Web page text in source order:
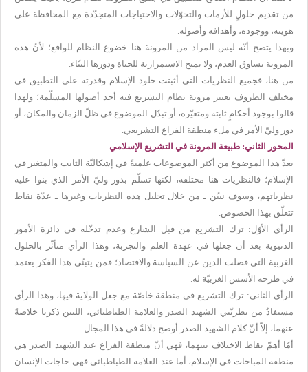
من تقديم حلولٍ للأزمات والتحوّلات والاحتياجات المتجدّدة مع المحافظة على
هويته، ووجوده، وأهدافه وأصوله.
وبهذا يتضح أنّه ليس المراد من المرونة هنا خضوع النظام للواقع؛ لأنّ هذه
المرونة تساوق العدم، ولا تمنح الاستمرارية للحياة ودورها البنّاء.
من هنا، فجميع النظريات التي أثبتت خلود الإسلام وقدرته على التطبيق في
مختلف الظروف تعتبر مرونة نظام التشريع فيه أحد أصولها المسلّمة؛ ولهذا
قالوا بوجود أحكامٍ ثابتة ومتغيّرة، أو تبدّل الموضوع في ظلّ الزمان والمكان، أو
دور وليّ الأمر في ملء منطقة الفراغ التشريعي.
المحور الثاني: طبيعة المرونة في التشريع الإسلامي
يعدّ هذا الموضوع من أكثر الموضوعات علميةً في إشكاليّة الثابت والمتغير في
الإسلام؛ فالنظريات هنا مختلفة، لكنها تسلّم بدور وليّ الأمر الذي بنوا عليه
نظرياتهم، وسوف نبيّن ـ من خلال تحليل هذه النظريات وغيرها ـ عدّة نقاط
تتعلّق بهذا الخصوص.
الرأي الأوّل: ترك التشريع من قبل الشارع وعدم تدخّله في دائرة الأمور
الدنيوية بعد أن جعلها في عهدة العلم والتجربة، وهذا الرأي متأثّر بالحلول
الغربية التي فصلت الدين عن السياسة والاقتصاد؛ فمن يتبنّى هذا الفكر يعتمد
في طرحه الأسس الغربيّة له.
الرأي الثاني: ترك التشريع في منطقة خاصّة مع جعل الولاية فيها، وهذا الرأي
مستفادٌ من نظريّتي الشهيد الصدر والعلامة الطباطبائي، اللتين ذكرنا خلاصةً
عنهما، إلاّ أنّ كلام الشهيد الصدر أوضح دلالةً في هذا المجال.
أمّا أهمّ نقاط الاختلاف بينهما، فهي أنّ منطقة الفراغ عند الشهيد الصدر هي
منطقة المباحات في الإسلام، أما عند العلامة الطباطبائي فهي حاجات الإنسان